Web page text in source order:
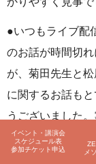
イベント・講演会
スケジュール表
参加チケット申込
メ
●いつもライブ配
のお話が時間切
が、菊田先生と
に関するお話も
うございました
んなのですが、
間を割いてお話